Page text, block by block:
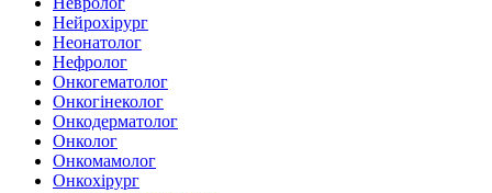
Нейрохірург
Неонатолог
Нефролог
Онкогематолог
Онкогінеколог
Онкодерматолог
Онколог
Онкомамолог
Онкохірург